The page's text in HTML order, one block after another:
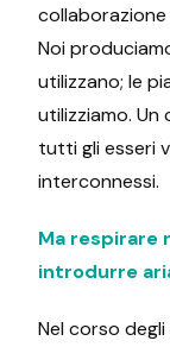
collaborazione
Noi
utilizzano; le
utilizziamo.
tutti gli esseri
interconnessi.
Ma respirare
introdurre
Nel corso